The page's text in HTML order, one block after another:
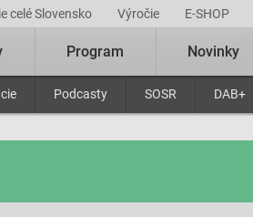
celé Slovensko Výročie E-SHOP
Podcasty SOSR DAB+
Program Novinky